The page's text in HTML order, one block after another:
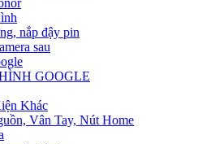
nắp đậy pin
sau
GOOGLE
Khác
Vân Tay, Nút Home